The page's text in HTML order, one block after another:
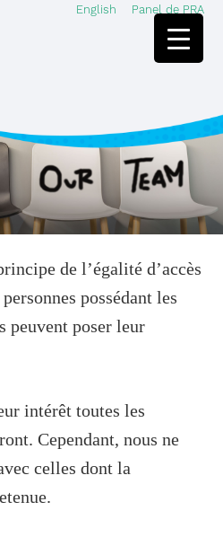
English Panel de PRA
de l’égalité d’accès
possédant les
peuvent poser leur
intérêt toutes les
Cependant, nous ne
celles dont la